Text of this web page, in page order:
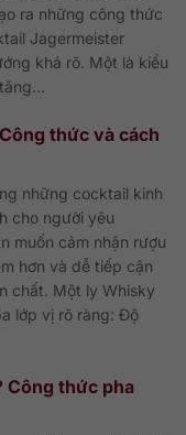
ra những công thức
Jagermeister
khá rõ. Một là kiểu
thức và cách
những cocktail kinh
cho người yêu
muốn cảm nhận rượu
hơn và dễ tiếp cận
chất. Một ly Whisky
lớp vị rõ ràng: Độ
Công thức pha